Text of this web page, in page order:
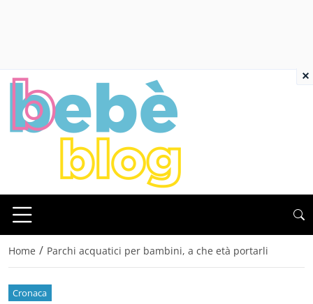
Home / Parchi acquatici per bambini, a che età portarli
Cronaca
×